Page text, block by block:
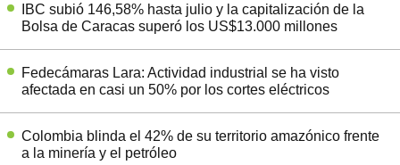
IBC subió 146,58% hasta julio y la capitalización de la
Bolsa de Caracas superó los US$13.000 millones
Fedecámaras Lara: Actividad industrial se ha visto
afectada en casi un 50% por los cortes eléctricos
Colombia blinda el 42% de su territorio amazónico frente
a la minería y el petróleo